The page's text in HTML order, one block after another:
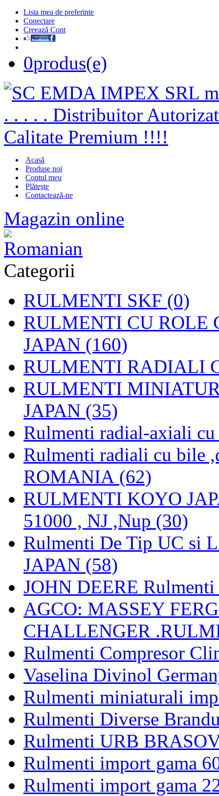
Lista mea de preferinte
Conectare
Creează Cont
0produs(e)
Acasă
Produse noi
Contul meu
Plăteşte
Contactează-ne
Magazin online
Categorii
RULMENTI SKF (0)
RULMENTI CU ROLE
JAPAN (160)
RULMENTI RADIALI
RULMENTI
JAPAN (35)
Rulmenti radial-axiali
Rulmenti radiali cu bile
ROMANIA (62)
RULMENTI KOYO
51000 , NJ ,Nup (30)
Rulmenti De Tip UC si
JAPAN (58)
JOHN DEERE
AGCO: MASSEY
CHALLENGER
Rulmenti Compresor
Vaselina Divinol
Rulmenti miniaturali
Rulmenti Diverse
Rulmenti URB
Rulmenti import gama
Rulmenti import gama